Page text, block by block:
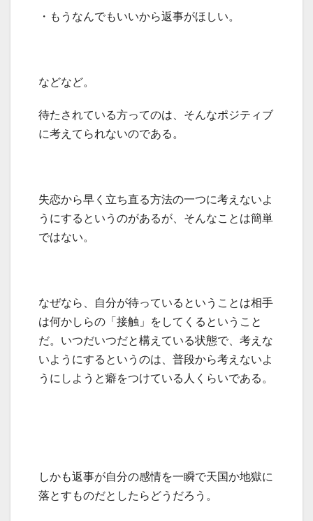
・もうなんでもいいから返事がほしい。
などなど。
待たされている方ってのは、そんなポジティブ
に考えてられないのである。
失恋から早く立ち直る方法の一つに考えないよ
うにするというのがあるが、そんなことは簡単
ではない。
なぜなら、自分が待っているということは相手
は何かしらの「接触」をしてくるということ
だ。いつだいつだと構えている状態で、考えな
いようにするというのは、普段から考えないよ
うにしようと癖をつけている人くらいである。
しかも返事が自分の感情を一瞬で天国か地獄に
落とすものだとしたらどうだろう。